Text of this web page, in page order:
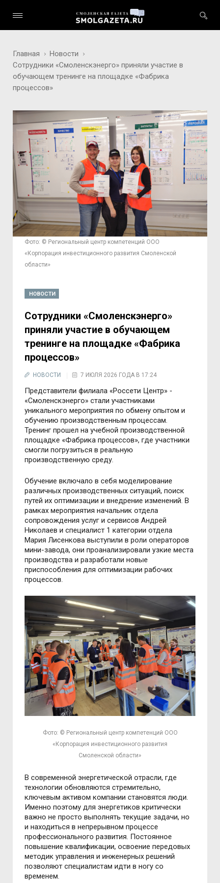
Главная
Новости
Сотрудники «Смоленскэнерго» приняли участие в
обучающем тренинге на площадке «Фабрика
процессов»
Фото: © Региональный центр компетенций ООО
«Корпорация инвестиционного развития Смоленской
области»
НОВОСТИ
Сотрудники «Смоленскэнерго»
приняли участие в обучающем
тренинге на площадке «Фабрика
процессов»
НОВОСТИ 7 ИЮЛЯ 2026 ГОДА В 17:24
Представители филиала «Россети Центр» -
«Смоленскэнерго» стали участниками
уникального мероприятия по обмену опытом и
обучению производственным процессам.
Тренинг прошел на учебной производственной
площадке «Фабрика процессов», где участники
смогли погрузиться в реальную
производственную среду.
Обучение включало в себя моделирование
различных производственных ситуаций, поиск
путей их оптимизации и внедрение изменений. В
рамках мероприятия начальник отдела
сопровождения услуг и сервисов Андрей
Николаев и специалист 1 категории отдела
Мария Лисенкова выступили в роли операторов
мини-завода, они проанализировали узкие места
производства и разработали новые
приспособления для оптимизации рабочих
процессов.
Фото: © Региональный центр компетенций ООО
«Корпорация инвестиционного развития
Смоленской области»
В современной энергетической отрасли, где
технологии обновляются стремительно,
ключевым активом компании становятся люди.
Именно поэтому для энергетиков критически
важно не просто выполнять текущие задачи, но
и находиться в непрерывном процессе
профессионального развития. Постоянное
повышение квалификации, освоение передовых
методик управления и инженерных решений
позволяют специалистам идти в ногу со
временем.